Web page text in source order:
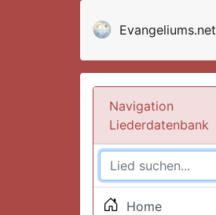
Evangeliums.net
Navigation
Liederdatenbank
Home